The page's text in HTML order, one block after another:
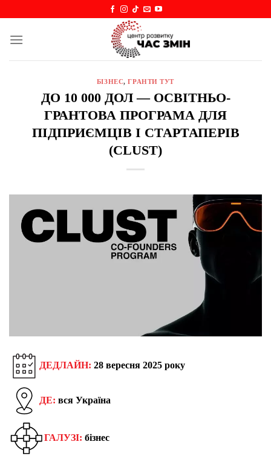
content
БІЗНЕС,ГРАНТИ ТУТ
ДО 10 000 ДОЛ — ОСВІТНЬО-
ГРАНТОВА ПРОГРАМА ДЛЯ
ПІДПРИЄМЦІВ І СТАРТАПЕРІВ
(CLUST)
ДЕДЛАЙН: 28 вересня 2025 року
ДЕ: вся Україна
ГАЛУЗІ: бізнес